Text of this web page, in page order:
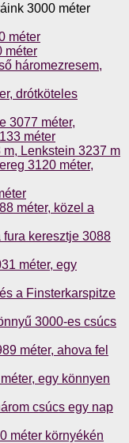
3000 méter
méter
méter
háromezresem,
drótköteles
3077 méter,
méter
Lenkstein 3237 m
3120 méter,
méter, közel a
fura keresztje 3088
méter, egy
a Finsterkarspitze
3000-es csúcs
méter, ahova fel
egy könnyen
csúcs egy nap
méter környékén